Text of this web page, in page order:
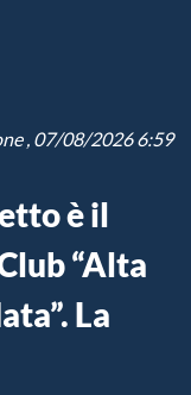
, 07/08/2026 6:59
è il
“Alta
La